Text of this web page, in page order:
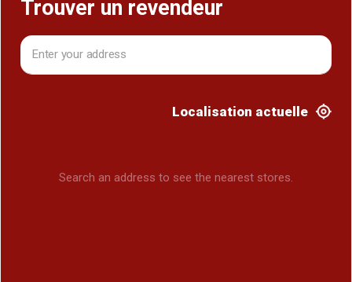
Trouver un revendeur
Localisation actuelle
Search an address to see the nearest stores.